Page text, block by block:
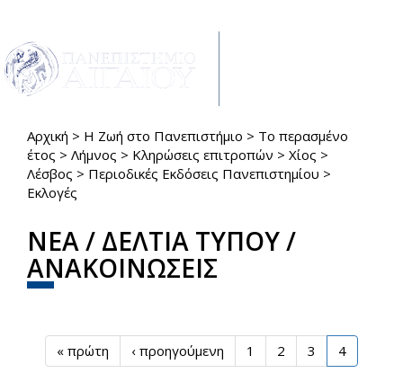
Παράκαμψη προς το κυρίως περιεχόμενο
Είστε εδώ
Αρχική > Η Ζωή στο Πανεπιστήμιο > Το περασμένο
έτος > Λήμνος > Κληρώσεις επιτροπών > Χίος >
Λέσβος > Περιοδικές Εκδόσεις Πανεπιστημίου >
Εκλογές
ΝΕΑ / ΔΕΛΤΙΑ ΤΥΠΟΥ /
ΑΝΑΚΟΙΝΩΣΕΙΣ
« πρώτη ‹ προηγούμενη 1 2 3 4